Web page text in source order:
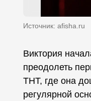
Источник: afisha.ru
Виктория
преодолеть
ТНТ, где она
регулярной